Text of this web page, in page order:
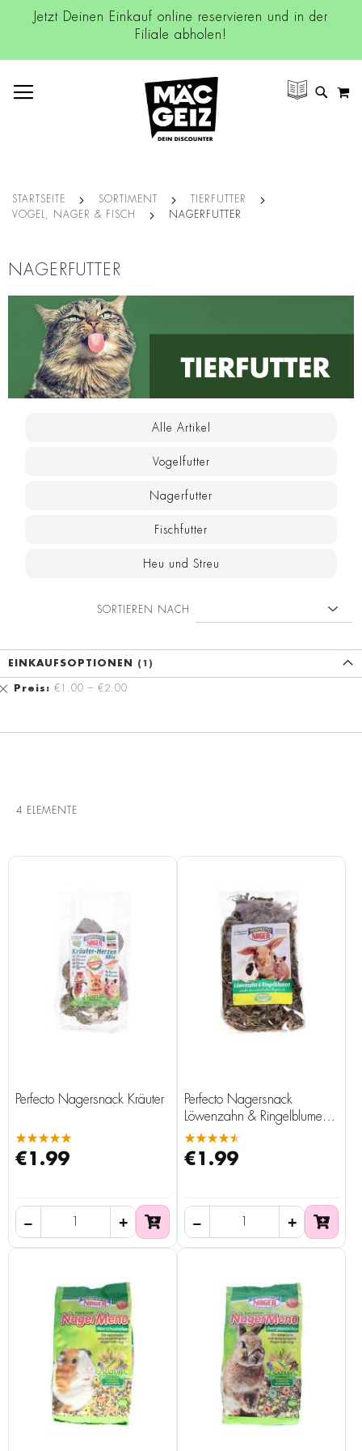
Jetzt Deinen Einkauf online reservieren und in der
Filiale abholen!
SUCHE
STARTSEITE SORTIMENT
TIERFUTTER
VOGEL, NAGER & FISCH
NAGERFUTTER
NAGERFUTTER
Alle Artikel
Vogelfutter
Nagerfutter
Fischfutter
Heu und Streu
4 ELEMENTE
SORTIEREN NACH
Perfecto Nagersnack Kräuter
★★★★★
€1.99
Perfecto Nagersnack
Löwenzahn & Ringelblumen,
100 g
★★★★★
€1.99
EINKAUFSOPTIONEN
Preis €1.00 – €2.00
Diesen